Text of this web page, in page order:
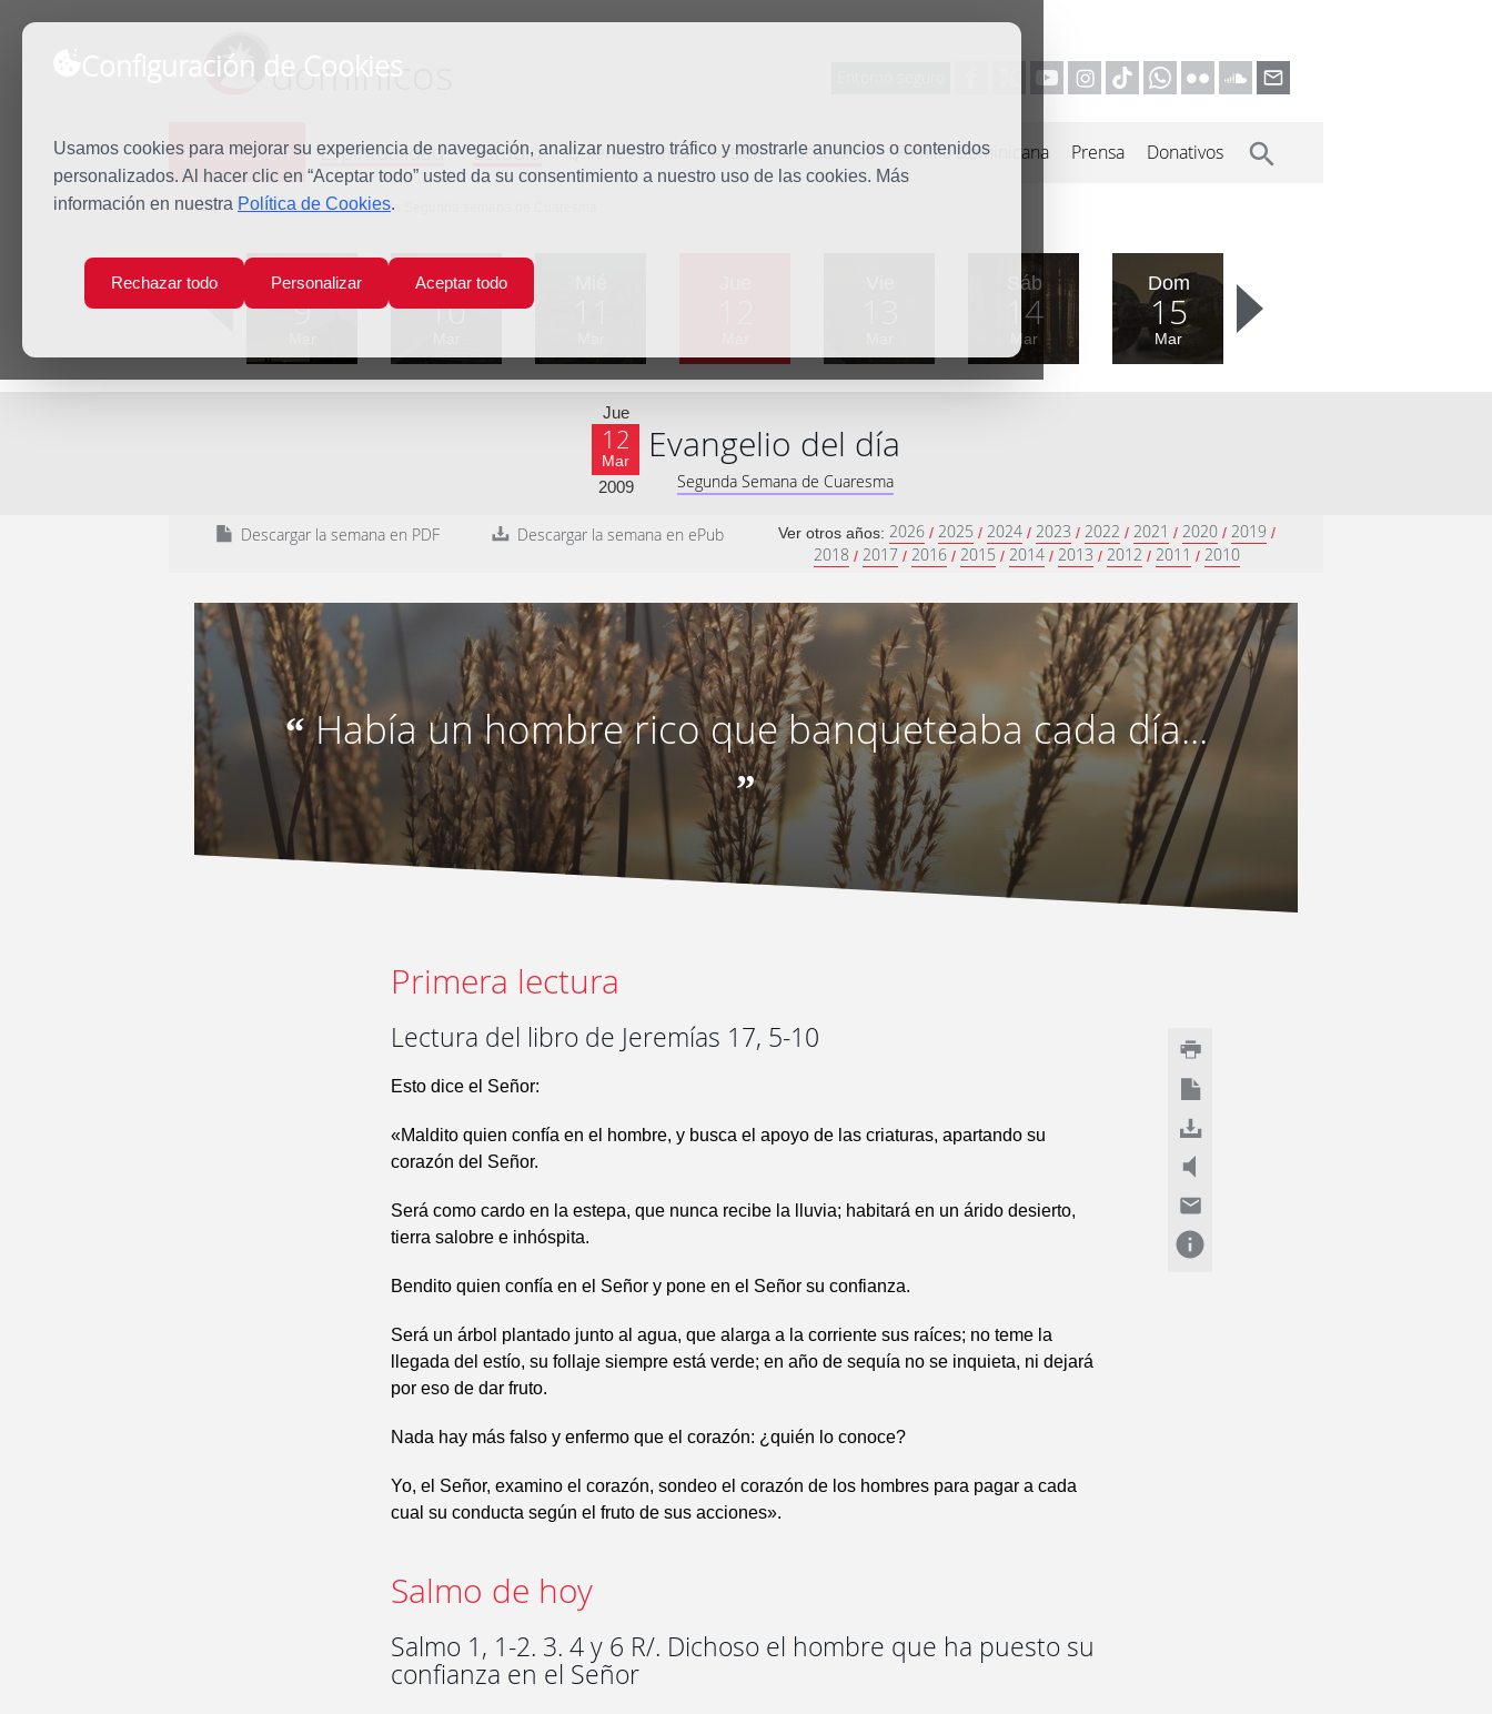
Configuración de Cookies
Usamos cookies para mejorar su experiencia de navegación, analizar nuestro tráfico y mostrarle anuncios o contenidos
personalizados. Al hacer clic en “Aceptar todo” usted da su consentimiento a nuestro uso de las cookies. Más
información en nuestra Política de Cookies.
Rechazar todo Personalizar Aceptar todo
dominicos
Predicación Espiritualidad Estudio Quiénes somos Misión Vocaciones Familia Dominicana Prensa Donativos
Inicio Predicación Jueves de la Segunda semana de Cuaresma
Lun
9
Mar
10
Sáb
14
Mar
Dom
15
Mar
Jue
12
Mar
2009
Evangelio del día
Segunda Semana de Cuaresma
Descargar la semana en PDF Descargar la semana en ePub Ver otros años: 2026 / 2025 / 2024 / 2023 / 2022 / 2021 / 2020 / 2019 /
2018 / 2017 / 2016 / 2015 / 2014 / 2013 / 2012 / 2011 / 2010
“Había un hombre rico que banqueteaba cada día...
”
Primera lectura
Lectura del libro de Jeremías 17, 5-10
Esto dice el Señor:
«Maldito quien confía en el hombre, y busca el apoyo de las criaturas, apartando su
corazón del Señor.
Será como cardo en la estepa, que nunca recibe la lluvia; habitará en un árido desierto,
tierra salobre e inhóspita.
Bendito quien confía en el Señor y pone en el Señor su confianza.
Será un árbol plantado junto al agua, que alarga a la corriente sus raíces; no teme la
llegada del estío, su follaje siempre está verde; en año de sequía no se inquieta, ni dejará
por eso de dar fruto.
Nada hay más falso y enfermo que el corazón: ¿quién lo conoce?
Yo, el Señor, examino el corazón, sondeo el corazón de los hombres para pagar a cada
cual su conducta según el fruto de sus acciones».
Salmo de hoy
Salmo 1, 1-2. 3. 4 y 6 R/. Dichoso el hombre que ha puesto su
confianza en el Señor